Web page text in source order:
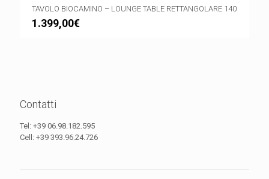
TAVOLO BIOCAMINO – LOUNGE TABLE RETTANGOLARE 140
1.399,00€
Contatti
Tel: +39 06.98.182.595
Cell: +39 393.96.24.726